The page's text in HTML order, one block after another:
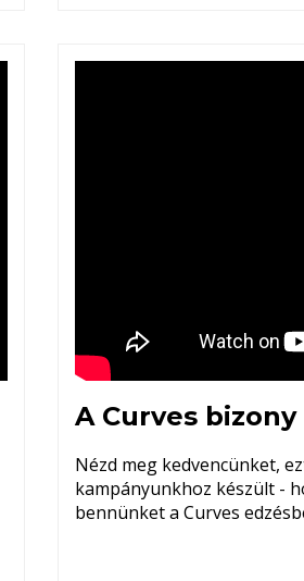
A Curves
Nézd meg kedvencünket,
kampányunkhoz készült -
bennünket a Curves